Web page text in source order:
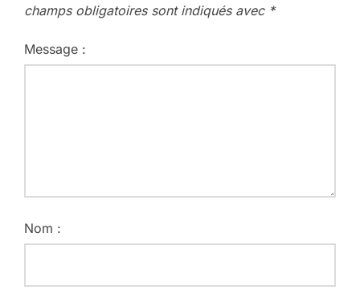
champs obligatoires sont indiqués avec *
Message :
Nom :